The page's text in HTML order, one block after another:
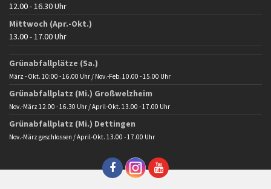
12.00 - 16.30 Uhr
Mittwoch (Apr.-Okt.)
13.00 - 17.00 Uhr
Grünabfallplätze (Sa.)
März - Okt. 10:00 - 16.00 Uhr / Nov.-Feb. 10.00 - 15.00 Uhr
Grünabfallplatz (Mi.) Großwelzheim
Nov.-März 12.00 - 16.30 Uhr / April-Okt. 13.00 - 17.00 Uhr
Grünabfallplatz (Mi.) Dettingen
Nov.-März geschlossen / April-Okt. 13.00 - 17.00 Uhr